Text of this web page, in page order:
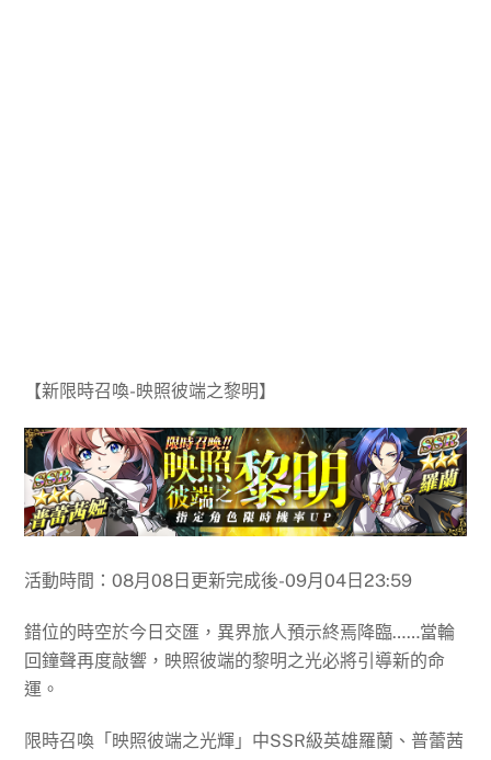
【新限時召喚-映照彼端之黎明】
活動時間：08月08日更新完成後-09月04日23:59
錯位的時空於今日交匯，異界旅人預示終焉降臨……當輪
回鐘聲再度敲響，映照彼端的黎明之光必將引導新的命
運。
限時召喚「映照彼端之光輝」中SSR級英雄羅蘭、普蕾茜